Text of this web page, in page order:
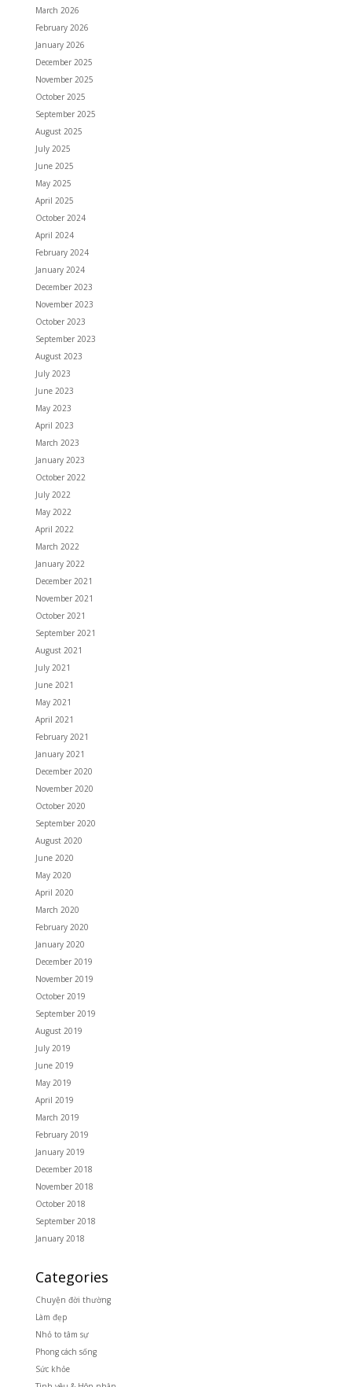
March 2026
February 2026
January 2026
December 2025
November 2025
October 2025
September 2025
August 2025
July 2025
June 2025
May 2025
April 2025
October 2024
April 2024
February 2024
January 2024
December 2023
November 2023
October 2023
September 2023
August 2023
July 2023
June 2023
May 2023
April 2023
March 2023
January 2023
October 2022
July 2022
May 2022
April 2022
March 2022
January 2022
December 2021
November 2021
October 2021
September 2021
August 2021
July 2021
June 2021
May 2021
April 2021
February 2021
January 2021
December 2020
November 2020
October 2020
September 2020
August 2020
June 2020
May 2020
April 2020
March 2020
February 2020
January 2020
December 2019
November 2019
October 2019
September 2019
August 2019
July 2019
June 2019
May 2019
April 2019
March 2019
February 2019
January 2019
December 2018
November 2018
October 2018
September 2018
January 2018
Categories
Chuyện đời thường
Làm đẹp
Nhỏ to tâm sự
Phong cách sống
Sức khỏe